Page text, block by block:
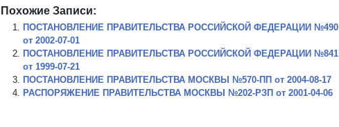
Похожие Записи:
ПОСТАНОВЛЕНИЕ ПРАВИТЕЛЬСТВА РОССИЙСКОЙ ФЕДЕРАЦИИ №490
от 2002-07-01
ПОСТАНОВЛЕНИЕ ПРАВИТЕЛЬСТВА РОССИЙСКОЙ ФЕДЕРАЦИИ №841
от 1999-07-21
ПОСТАНОВЛЕНИЕ ПРАВИТЕЛЬСТВА МОСКВЫ №570-ПП от 2004-08-17
РАСПОРЯЖЕНИЕ ПРАВИТЕЛЬСТВА МОСКВЫ №202-РЗП от 2001-04-06